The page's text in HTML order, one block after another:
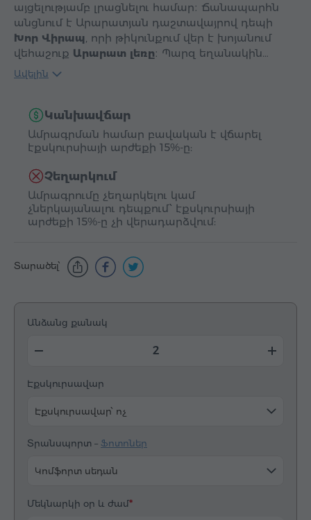
այցելությամբ լրացնելու համար։ Ճանապարհն
անցնում է Արարատյան դաշտավայրով դեպի
Խոր Վիրապ, որի թիկունքում վեր է խոյանում
վեհաշուք Արարատ լեռը։ Պարզ եղանակին…
Ավելին
Կանխավճար
Ամրագրման համար բավական է վճարել
էքսկուրսիայի արժեքի 15%-ը:
Չեղարկում
Ամրագրումը չեղարկելու կամ
չներկայանալու դեպքում՝ էքսկուրսիայի
արժեքի 15%-ը չի վերադարձվում:
Տարածել՝
Անձանց քանակ
Էքսկուրսավար
Էքսկուրսավար՝ ոչ
Տրանսպորտ – Ֆոտոներ
Կոմֆորտ սեդան
Մեկնարկի օր և ժամ